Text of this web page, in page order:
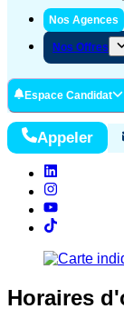
Nos Agences
Nos Offres
Espace Candidat
Appeler
Horaires